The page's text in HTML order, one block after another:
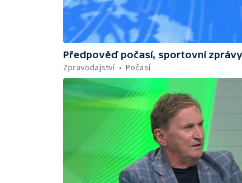
Předpověď počasí, sportovní zprávy
Zpravodajství
Počasí